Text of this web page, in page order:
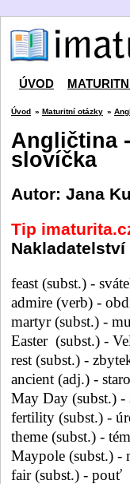
ÚVOD
Úvod » Maturitní otázky »
Angličtina
slovíčka
Autor: Jana
Tip
Nakladatelství
feast (subst.) -
admire (verb) -
martyr (subst.) -
Easter (subst.) -
rest (subst.) -
ancient (adj.) -
May Day (subst.) -
fertility (subst.) -
theme (subst.) -
Maypole (subst.) -
fair (subst.) - pouť